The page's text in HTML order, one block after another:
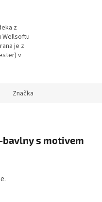
z
je z
v
Značka
s motivem